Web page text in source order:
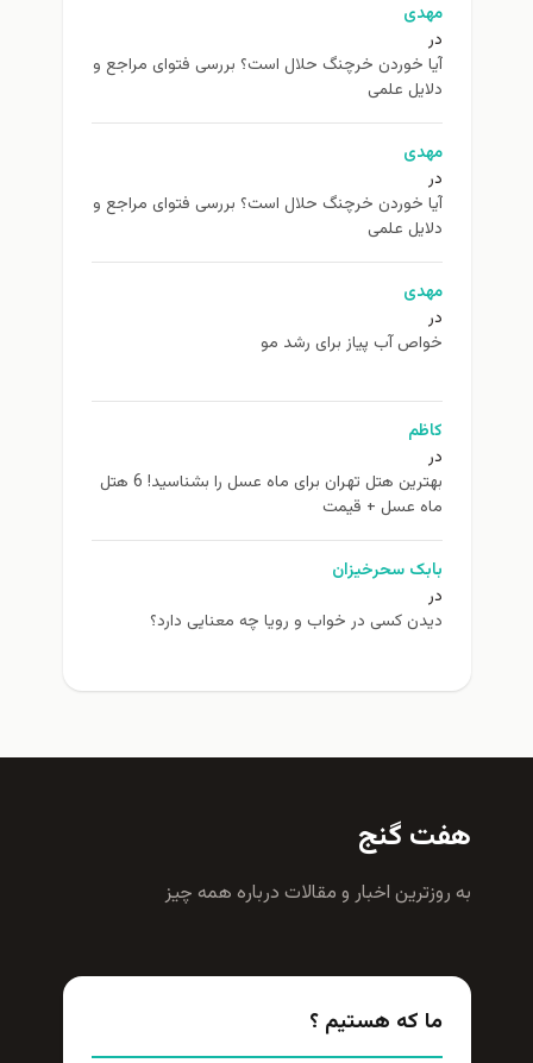
مهدی
در
آیا خوردن خرچنگ حلال است؟ بررسی فتوای مراجع و
دلایل علمی
مهدی
در
آیا خوردن خرچنگ حلال است؟ بررسی فتوای مراجع و
دلایل علمی
مهدی
در
خواص آب پیاز برای رشد مو
کاظم
در
بهترین هتل تهران برای ماه عسل را بشناسید! 6 هتل
ماه عسل + قیمت
بابک سحرخیزان
در
دیدن کسی در خواب و رویا چه معنایی دارد؟
هفت گنج
به روزترين اخبار و مقالات درباره همه چيز
ما که هستیم ؟